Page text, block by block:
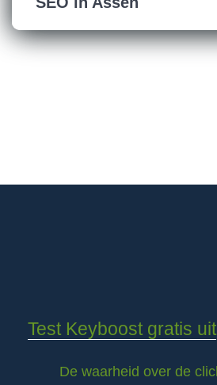
Test Keyboost gratis uit
De waarheid over de